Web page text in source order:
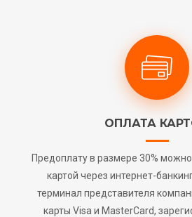
ОПЛАТА
Предоплату в размере 30%
картой через интернет-
терминал представителя
карты Visa и MasterCard,